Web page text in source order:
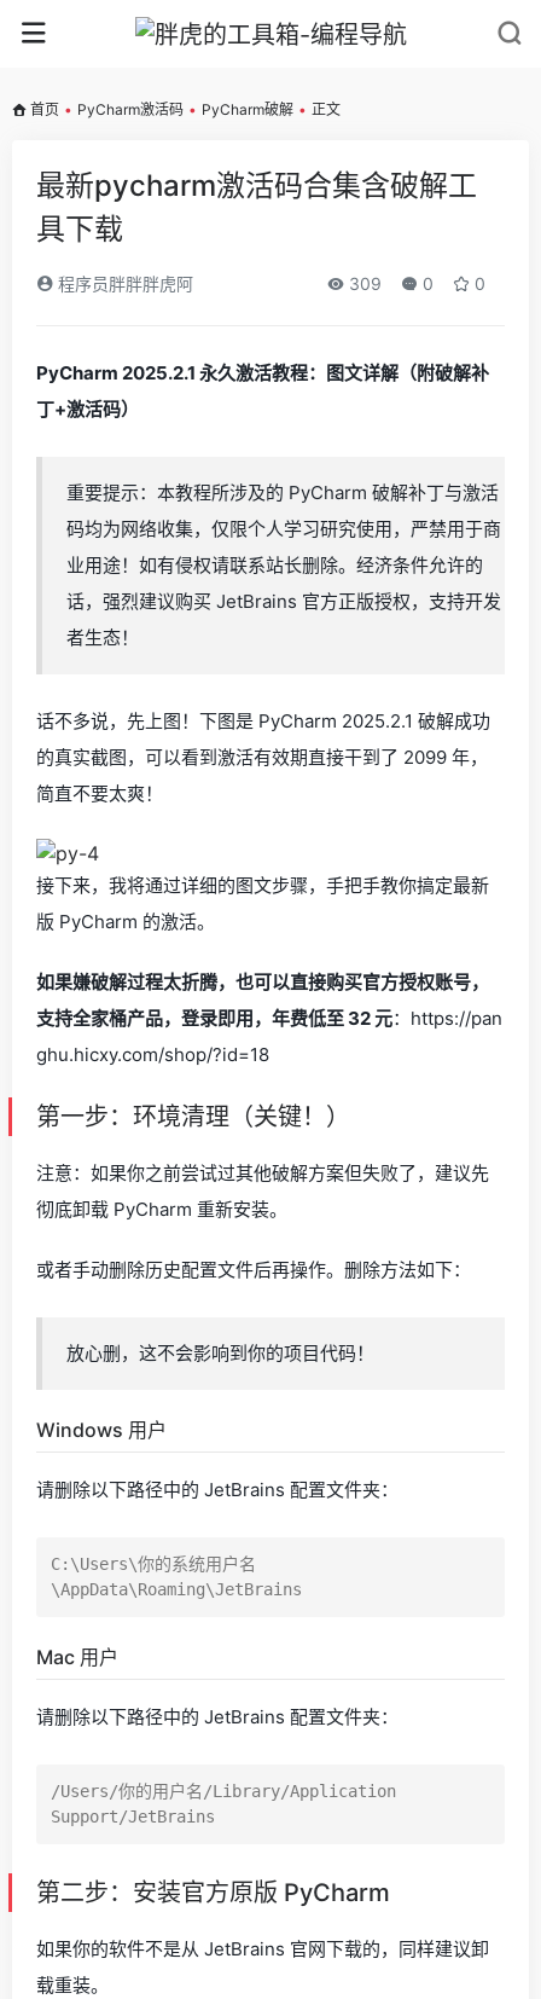
首页 • PyCharm激活码 • PyCharm破解 • 正文
最新pycharm激活码合集含破解工
具下载
程序员胖胖胖虎阿 309 0 0
PyCharm 2025.2.1 永久激活教程：图文详解（附破解补
丁+激活码）
重要提示：本教程所涉及的 PyCharm 破解补丁与激活
码均为网络收集，仅限个人学习研究使用，严禁用于商
业用途！如有侵权请联系站长删除。经济条件允许的
话，强烈建议购买 JetBrains 官方正版授权，支持开发
者生态！
话不多说，先上图！下图是 PyCharm 2025.2.1 破解成功
的真实截图，可以看到激活有效期直接干到了 2099 年，
简直不要太爽！
接下来，我将通过详细的图文步骤，手把手教你搞定最新
版 PyCharm 的激活。
如果嫌破解过程太折腾，也可以直接购买官方授权账号，
支持全家桶产品，登录即用，年费低至 32 元：https://pan
ghu.hicxy.com/shop/?id=18
第一步：环境清理（关键！）
注意：如果你之前尝试过其他破解方案但失败了，建议先
彻底卸载 PyCharm 重新安装。
或者手动删除历史配置文件后再操作。删除方法如下：
放心删，这不会影响到你的项目代码！
Windows 用户
请删除以下路径中的 JetBrains 配置文件夹：
C:\Users\你的系统用户名
Mac 用户
请删除以下路径中的 JetBrains 配置文件夹：
/Users/你的用户名/Library/Application
第二步：安装官方原版 PyCharm
如果你的软件不是从 JetBrains 官网下载的，同样建议卸
载重装。